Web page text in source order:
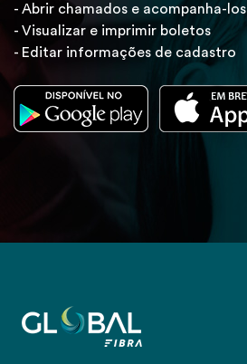
- Abrir chamados e acompanha-los
- Visualizar e imprimir boletos
- Editar informações de cadastro